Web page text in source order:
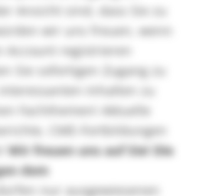
Ansicht sind, dass Sie zu
wir uns freuen, wenn
Account registrieren
Sie sofortigen Zugang zu
Inhalten zu
Fachthemen! Aktuelle
CME-Fortbildungen
Wir freuen uns auf Sie! Die
dem
nur ausgewiesenen